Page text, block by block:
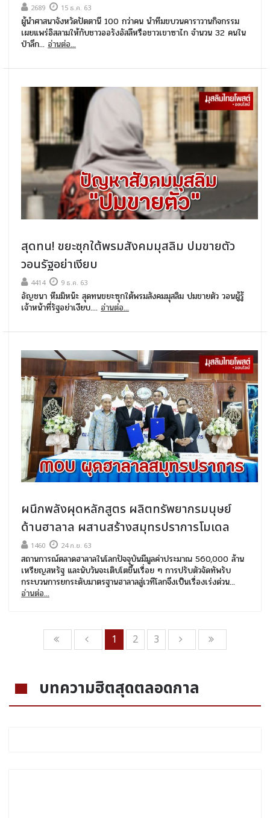
2689 15 ธ.ค. 63
ผู้นำศาสนาจังหวัดปัตตานี 100 กว่าคน นำทีมขบวนคาราวานกิจกรรม
เผยแพร่อิสลามให้กับชาวออรังอัสลีหรือชาวเขาซาไก จำนวน 32 คนใน
ป่าลึก... อ่านต่อ...
สุดทน! ขยะซุกใต้พรมสังคมมุสลิม ปมขายตัว
วอนรัฐอย่าเงียบ
4414 9 ธ.ค. 63
อัญชนา หีมมิหน๊ะ สุดทนขยะซุกใต้พรมสังคมมุสลิม ปมขายตัว วอนผู้รู้
เจ้าหน้าที่รัฐอย่าเงียบ.... อ่านต่อ...
ผนึกพลังผุดหลักสูตร ผลิตทรัพยากรมนุษย์
ด้านฮาลาล ผสานสร้างสมุทรปราการโมเดล
1460 24 ก.ย. 63
สถานการณ์ตลาดฮาลาลในโลกปัจจุบันมีมูลค่าประมาณ 560,000 ล้าน
เหรียญสหรัฐ และนับวันจะเติบโตขึ้นเรื่อย ๆ การปรับตัวจัดทัพรับ
กระบวนการยกระดับมาตรฐานฮาลาลสู่เวทีโลกจึงเป็นเรื่องเร่งด่วน...
อ่านต่อ...
1 2 3
บทความฮิตสุดตลอดกาล